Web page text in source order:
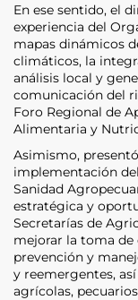
En ese sentido, el
experiencia del
mapas dinámicos
climáticos, la
análisis local y
comunicación del
Foro Regional de
Alimentaria y
Asimismo,
implementación
Sanidad
estratégica y
Secretarías de
mejorar la toma de
prevención y
y reemergentes,
agrícolas,